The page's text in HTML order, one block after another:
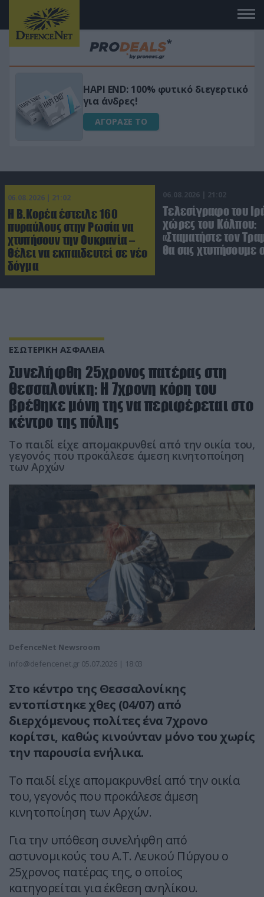
Μεταμόρφωσε τον κήπο σου με το
Ultra Box Μίνι Αλυσοπρίονο με
μπαταρία λιθίου
ΑΓΟΡΑΣΕ ΤΟ
06.08.2026 | 21:02
Η Β.Κορέα έστειλε 160
πυραύλους στην Ρωσία να
χτυπήσουν την Ουκρανία –
Θέλει να εκπαιδευτεί σε νέο
δόγμα
06.08.2026 | 21:02
Τελεσίγραφο του
χώρες του Κόλπου:
«Σταματήστε τον
θα σας χτυπήσουμε
ΕΣΩΤΕΡΙΚΗ ΑΣΦΑΛΕΙΑ
Συνελήφθη 25χρονος πατέρας στη
Θεσσαλονίκη: Η 7χρονη κόρη του
βρέθηκε μόνη της να περιφέρεται στο
κέντρο της πόλης
Το παιδί είχε απομακρυνθεί από την οικία του,
γεγονός που προκάλεσε άμεση κινητοποίηση
των Αρχών
DefenceNet Newsroom
info@defencenet.gr 05.07.2026 | 18:03
Στο κέντρο της Θεσσαλονίκης
εντοπίστηκε χθες (04/07) από
διερχόμενους πολίτες ένα 7χρονο
κορίτσι, καθώς κινούνταν μόνο του χωρίς
την παρουσία ενήλικα.
Το παιδί είχε απομακρυνθεί από την οικία
του, γεγονός που προκάλεσε άμεση
κινητοποίηση των Αρχών.
Για την υπόθεση συνελήφθη από
αστυνομικούς του Α.Τ. Λευκού Πύργου ο
25χρονος πατέρας της, ο οποίος
κατηγορείται για έκθεση ανηλίκου.